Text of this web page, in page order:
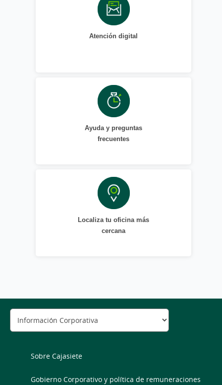
Atención digital
Ayuda y preguntas
frecuentes
Localiza tu oficina más
cercana
Sobre Cajasiete
Gobierno Corporativo y política de remuneraciones